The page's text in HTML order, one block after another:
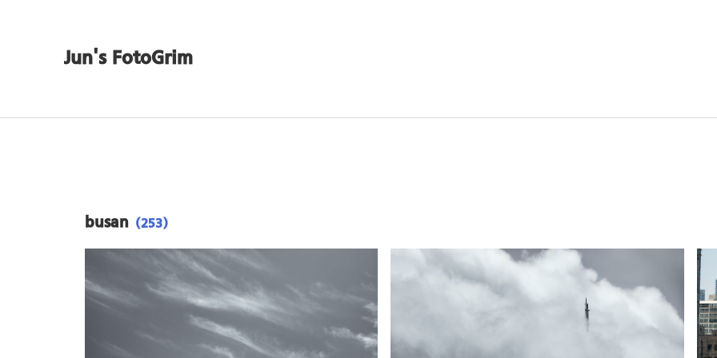
Jun's FotoGrim
busan (253)